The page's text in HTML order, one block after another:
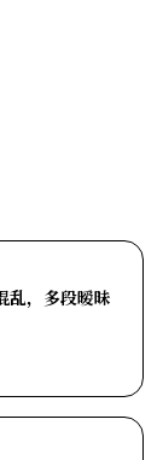
乱，多段暧昧